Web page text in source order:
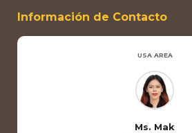
Información de Contacto
USA AREA
Ms. Mak